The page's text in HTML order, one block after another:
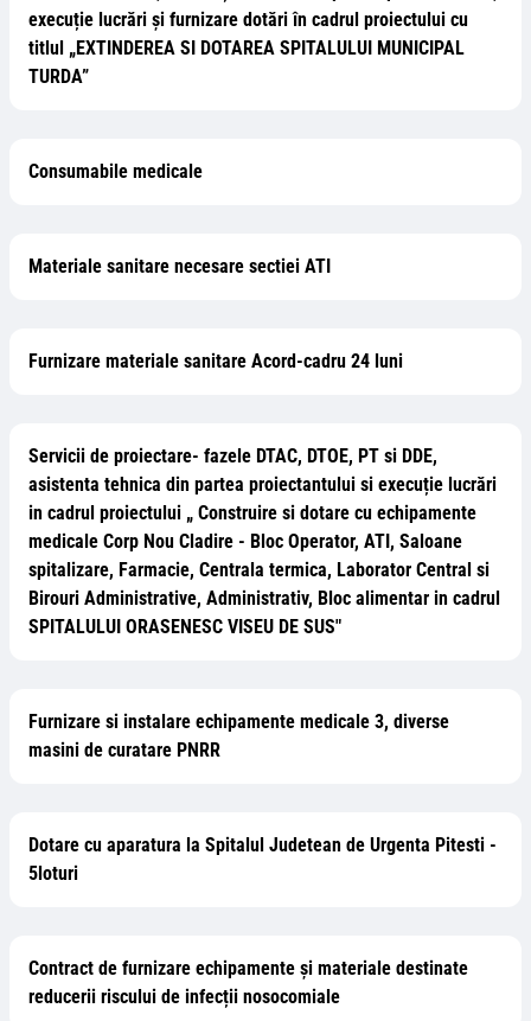
execuție lucrări și furnizare dotări în cadrul proiectului cu
titlul „EXTINDEREA SI DOTAREA SPITALULUI MUNICIPAL
TURDA”
Consumabile medicale
Materiale sanitare necesare sectiei ATI
Furnizare materiale sanitare Acord-cadru 24 luni
Servicii de proiectare- fazele DTAC, DTOE, PT si DDE,
asistenta tehnica din partea proiectantului si execuție lucrări
in cadrul proiectului „ Construire si dotare cu echipamente
medicale Corp Nou Cladire - Bloc Operator, ATI, Saloane
spitalizare, Farmacie, Centrala termica, Laborator Central si
Birouri Administrative, Administrativ, Bloc alimentar in cadrul
SPITALULUI ORASENESC VISEU DE SUS"
Furnizare si instalare echipamente medicale 3, diverse
masini de curatare PNRR
Dotare cu aparatura la Spitalul Judetean de Urgenta Pitesti -
5loturi
Contract de furnizare echipamente și materiale destinate
reducerii riscului de infecții nosocomiale